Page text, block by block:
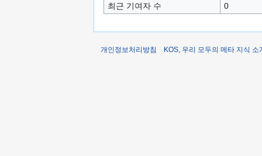
최근 기여자 수
0
개인정보처리방침 KOS, 우리 모두의 메타 지식 소